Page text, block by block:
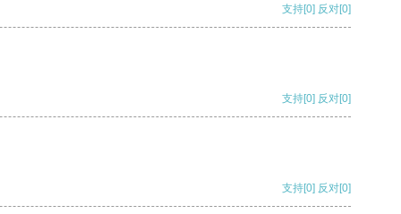
支持[0] 反对[0]
支持[0] 反对[0]
支持[0] 反对[0]